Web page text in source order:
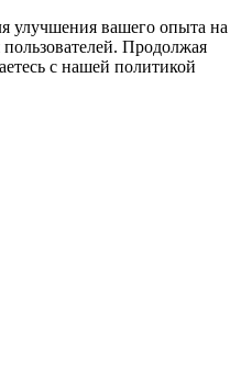
улучшения вашего опыта на
пользователей. Продолжая
с нашей политикой